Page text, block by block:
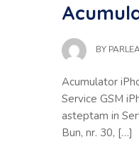
BY
Acumulator
Service GSM
asteptam in
Bun, nr. 30, […]